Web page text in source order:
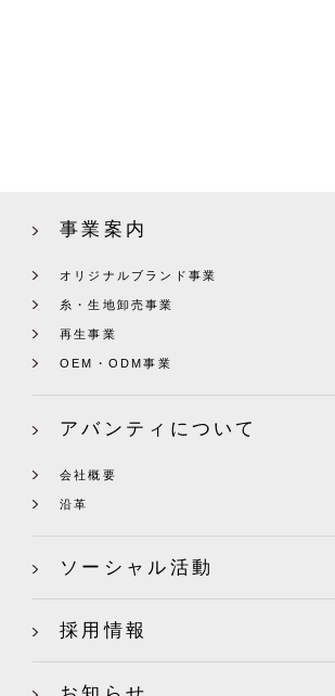
事業案内
オリジナルブランド事業
糸・生地卸売事業
再生事業
OEM・ODM事業
アバンティについて
会社概要
沿革
ソーシャル活動
採用情報